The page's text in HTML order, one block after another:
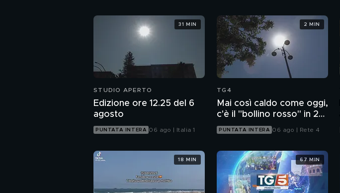
STUDIO APERTO
Edizione ore 12.25 del 6
agosto
PUNTATA INTERA 06 ago | Italia 1
31 MIN
TG4
Mai così caldo come oggi,
c'è il "bollino rosso" in 27
città
PUNTATA INTERA 06 ago | Rete 4
2 MIN
18 MIN 67 MIN